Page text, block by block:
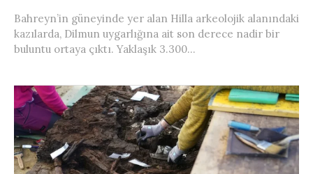
Bahreyn’in güneyinde yer alan Hilla arkeolojik alanındaki
kazılarda, Dilmun uygarlığına ait son derece nadir bir
buluntu ortaya çıktı. Yaklaşık 3.300...